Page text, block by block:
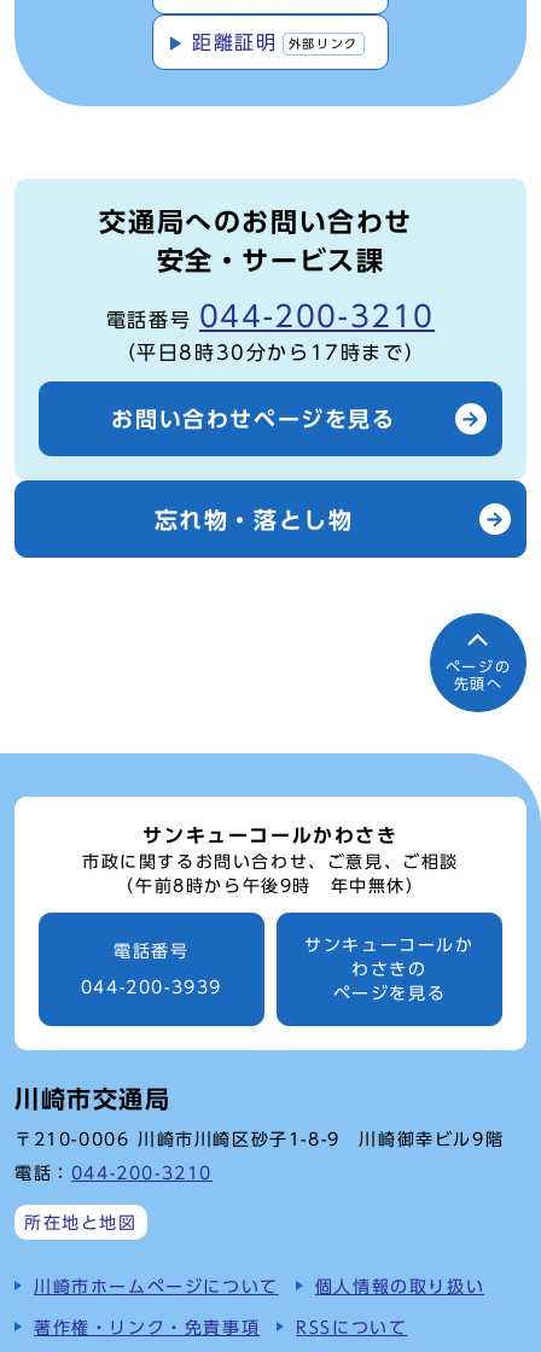
距離証明 外部リンク
交通局へのお問い合わせ
安全・サービス課
電話番号 044-200-3210
（平日8時30分から17時まで）
お問い合わせページを見る
忘れ物・落とし物
ページの
先頭へ
サンキューコールかわさき
市政に関するお問い合わせ、ご意見、ご相談
（午前8時から午後9時 年中無休）
電話番号
044-200-3939
サンキューコールか
わさきの
ページを見る
川崎市交通局
〒210-0006 川崎市川崎区砂子1-8-9 川崎御幸ビル9階
電話： 044-200-3210
所在地と地図
川崎市ホームページについて 個人情報の取り扱い
著作権・リンク・免責事項 RSSについて